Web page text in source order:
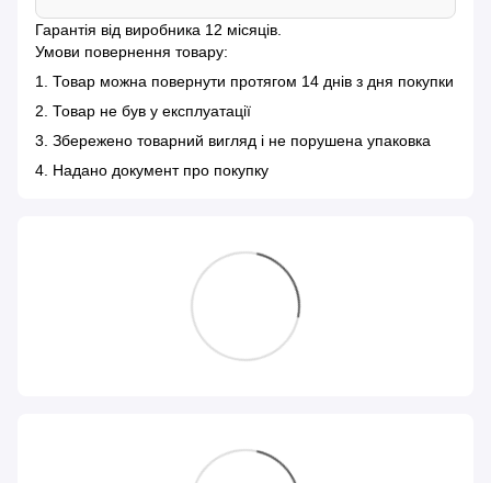
Гарантія від виробника 12 місяців.
Умови повернення товару:
1. Товар можна повернути протягом 14 днів з дня покупки
2. Товар не був у експлуатації
3. Збережено товарний вигляд і не порушена упаковка
4. Надано документ про покупку